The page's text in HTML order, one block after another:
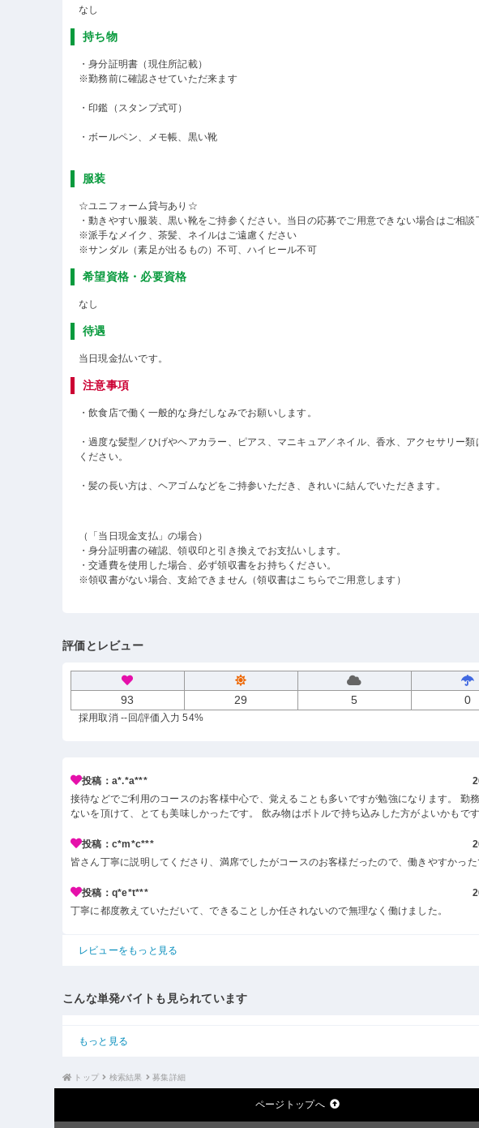
なし
持ち物
・身分証明書（現住所記載）
※勤務前に確認させていただ来ます
・印鑑（スタンプ式可）
・ボールペン、メモ帳、黒い靴
服装
☆ユニフォーム貸与あり☆
・動きやすい服装、黒い靴をご持参ください。当日の応募でご用意できない場合はご相談
※派手なメイク、茶髪、ネイルはご遠慮ください
※サンダル（素足が出るもの）不可、ハイヒール不可
希望資格・必要資格
なし
待遇
当日現金払いです。
注意事項
・飲食店で働く一般的な身だしなみでお願いします。
・過度な髪型／ひげやヘアカラー、ピアス、マニキュア／ネイル、香水、アクセサリー類
ください。
・髪の長い方は、ヘアゴムなどをご持参いただき、きれいに結んでいただきます。
（「当日現金支払」の場合）
・身分証明書の確認、領収印と引き換えでお支払いします。
・交通費を使用した場合、必ず領収書をお持ちください。
※領収書がない場合、支給できません（領収書はこちらでご用意します）
評価とレビュー
93 29 5 0
採用取消 --回/評価入力 54%
投稿：a*.*a***
接待などでご利用のコースのお客様中心で、覚えることも多いですが勉強になります。 勤
ないを頂けて、とても美味しかったです。 飲み物はボトルで持ち込みした方がよいかもで
投稿：c*m*c***
皆さん丁寧に説明してくださり、満席でしたがコースのお客様だったので、働きやすかっ
投稿：q*e*t***
丁寧に都度教えていただいて、できることしか任されないので無理なく働けました。
レビューをもっと見る
こんな単発バイトも見られています
もっと見る
トップ 検索結果 募集詳細
ページトップへ